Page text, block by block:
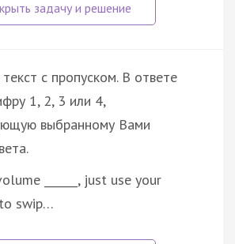
с пропуском. В ответе
1, 2, 3 или 4,
выбранному Вами
______, just use your
swip…